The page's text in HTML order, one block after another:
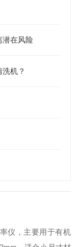
潜在风险
机？
仪，主要用于有机